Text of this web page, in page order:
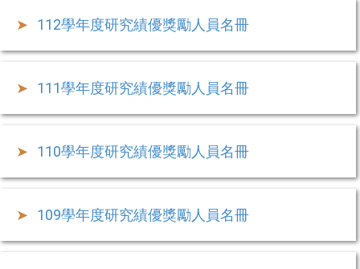
112學年度研究績優獎勵人員名冊
111學年度研究績優獎勵人員名冊
110學年度研究績優獎勵人員名冊
109學年度研究績優獎勵人員名冊